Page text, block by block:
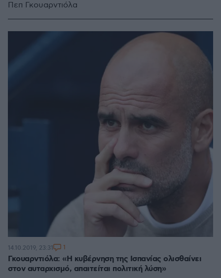
Πεπ Γκουαρντιόλα
Γκουαρντιόλα: «Η κυβέρνηση της Ισπανίας ολισθαίνει
στον αυταρχισμό, απαιτείται πολιτική λύση»
14.10.2019, 23:31 1